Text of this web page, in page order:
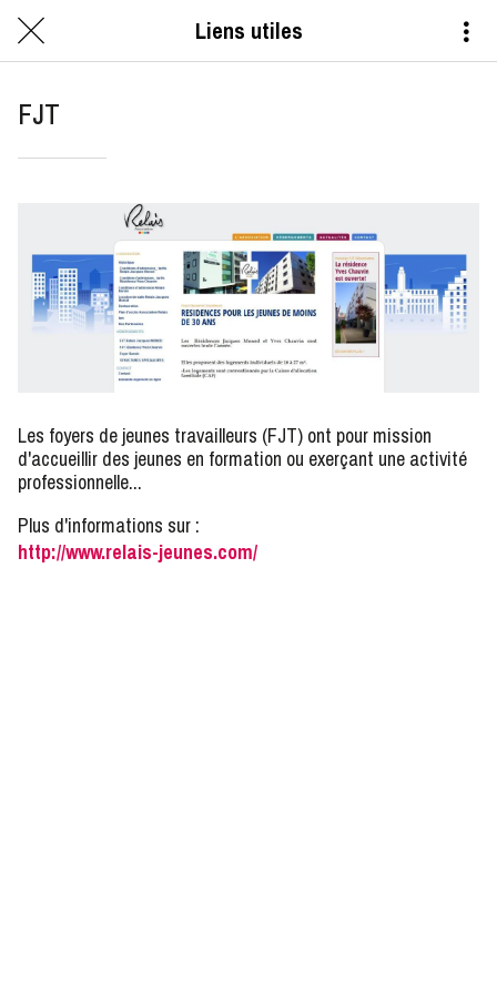
Liens utiles
FJT
Les foyers de jeunes travailleurs (FJT) ont pour mission
d'accueillir des jeunes en formation ou exerçant une activité
professionnelle...
Plus d'informations sur :
http://www.relais-jeunes.com/